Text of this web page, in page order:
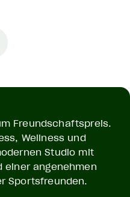
Freundschaftspreis.
Wellness und
Studio mit
einer angenehmen
Sportsfreunden.